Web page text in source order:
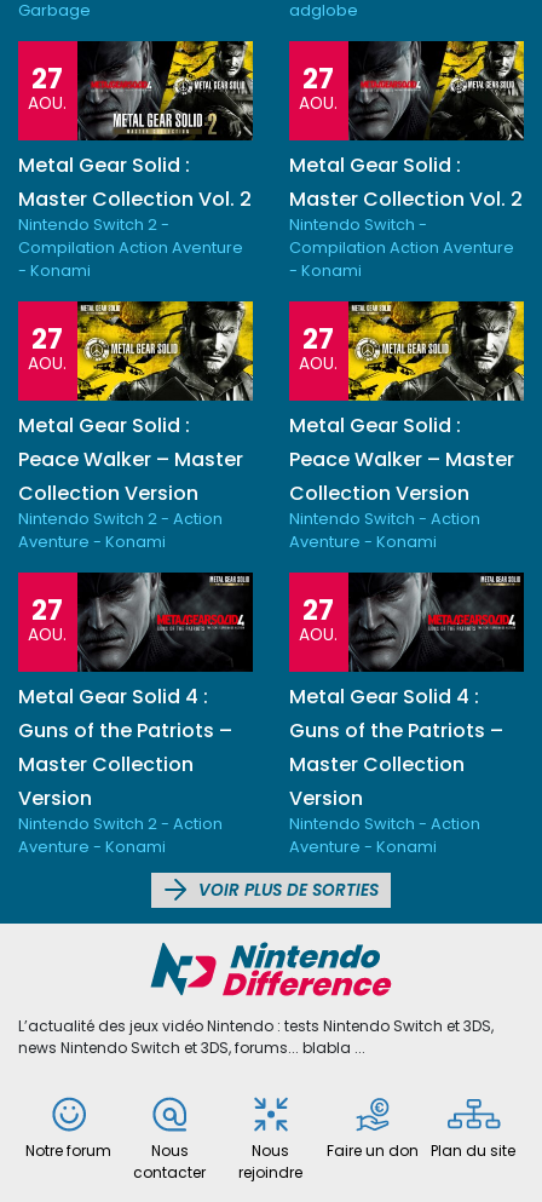
Garbage
adglobe
27
AOU.
Metal Gear Solid :
Master Collection Vol. 2
Nintendo Switch 2 -
Compilation Action Aventure
- Konami
27
AOU.
Metal Gear Solid :
Master Collection Vol. 2
Nintendo Switch -
Compilation Action Aventure
- Konami
27
AOU.
Metal Gear Solid :
Peace Walker – Master
Collection Version
Nintendo Switch 2 - Action
Aventure - Konami
27
AOU.
Metal Gear Solid :
Peace Walker – Master
Collection Version
Nintendo Switch - Action
Aventure - Konami
27
AOU.
Metal Gear Solid 4 :
Guns of the Patriots –
Master Collection
Version
Nintendo Switch 2 - Action
Aventure - Konami
27
AOU.
Metal Gear Solid 4 :
Guns of the Patriots –
Master Collection
Version
Nintendo Switch - Action
Aventure - Konami
VOIR PLUS DE SORTIES
L’actualité des jeux vidéo Nintendo : tests Nintendo Switch et 3DS,
news Nintendo Switch et 3DS, forums... blabla ...
Notre forum
Nous
contacter
Nous
rejoindre
Faire un don Plan du site